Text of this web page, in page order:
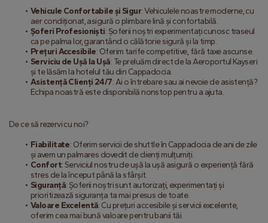
Vehicule Confortabile și Sigur: Vehiculele noastre moderne, cu
aer condiționat, asigură o plimbare lină și confortabilă.
Șoferi Profesioniști: Șoferii noștri experimentați cunosc traseul
ca pe palma lor, garantând o călătorie sigură și la timp.
Prețuri Accesibile: Oferim tarife competitive, fără taxe ascunse.
Serviciu de Ușă la Ușă: Te preluăm direct de la Aeroportul Kayseri
și te lăsăm la hotelul tău din Cappadocia.
Asistență Clienți 24/7: Ai o întrebare sau ai nevoie de asistență?
Echipa noastră este disponibilă nonstop pentru a ajuta.
De ce să rezervi cu noi?
Fiabilitate: Oferim servicii de shuttle în Cappadocia de ani de zile
și avem un palmares dovedit de clienți mulțumiți.
Confort: Serviciul nostru de ușă la ușă asigură o experiență fără
stres de la început până la sfârșit.
Siguranță: Șoferii noștri sunt autorizați, experimentați și
prioritizează siguranța ta mai presus de toate.
Valoare Excelentă: Cu prețuri accesibile și servicii excelente,
oferim cea mai bună valoare pentru banii tăi.